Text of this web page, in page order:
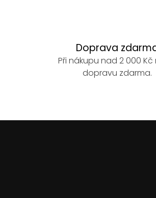
Doprava
Při nákupu nad 2 000
dopravu zdarma.